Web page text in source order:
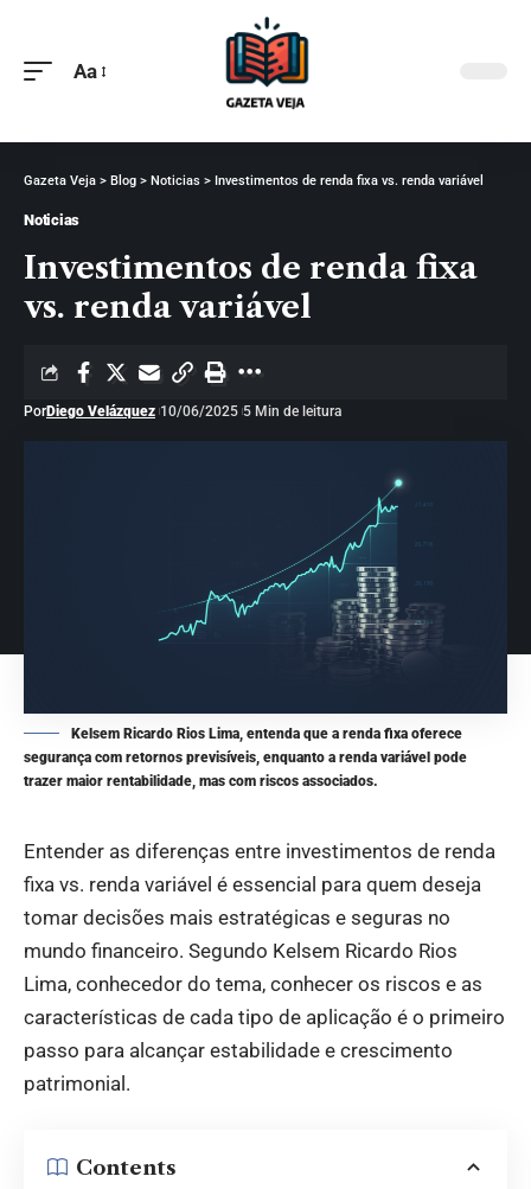
Aa
Gazeta Veja > Blog > Noticias > Investimentos de renda fixa vs. renda variável
Noticias
Investimentos de renda fixa
vs. renda variável
PorDiego Velázquez 10/06/2025 5 Min de leitura
Kelsem Ricardo Rios Lima, entenda que a renda fixa oferece
segurança com retornos previsíveis, enquanto a renda variável pode
trazer maior rentabilidade, mas com riscos associados.
Entender as diferenças entre investimentos de renda
fixa vs. renda variável é essencial para quem deseja
tomar decisões mais estratégicas e seguras no
mundo financeiro. Segundo Kelsem Ricardo Rios
Lima, conhecedor do tema, conhecer os riscos e as
características de cada tipo de aplicação é o primeiro
passo para alcançar estabilidade e crescimento
patrimonial.
Contents